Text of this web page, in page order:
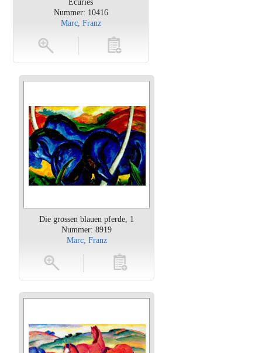
Ecuries
Nummer: 10416
Marc, Franz
toevoegen
Die grossen blauen pferde, 1
Nummer: 8919
Marc, Franz
toevoegen